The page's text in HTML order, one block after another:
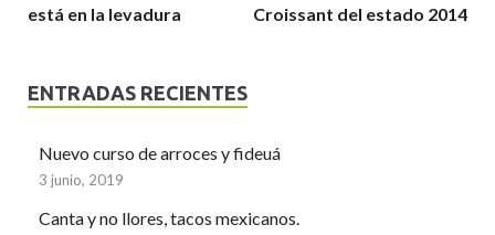
está en la levadura
Croissant del estado 2014
ENTRADAS RECIENTES
Nuevo curso de arroces y fideuá
3 junio, 2019
Canta y no llores, tacos mexicanos.